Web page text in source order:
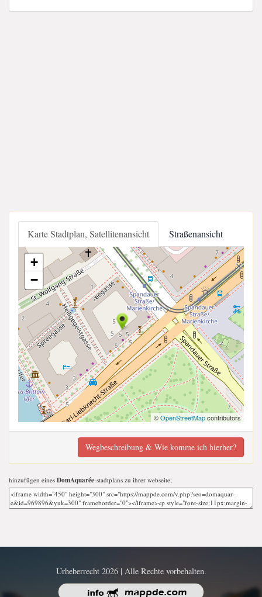
Karte Stadtplan, Satellitenansicht Straßenansicht
+
−
©OpenStreetMapcontributors
Wegbeschreibung & Wie komme ich hierher?
hinzufügen eines DomAquarée-stadtplans zu ihrer webseite;
Urheberrecht 2026 | Alle Rechte vorbehalten.